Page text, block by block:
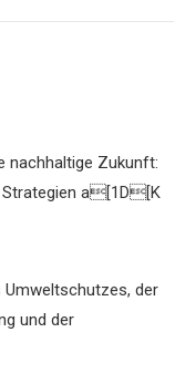
nachhaltige Zukunft:
Strategien a[1D[K
Umweltschutzes, der
und der